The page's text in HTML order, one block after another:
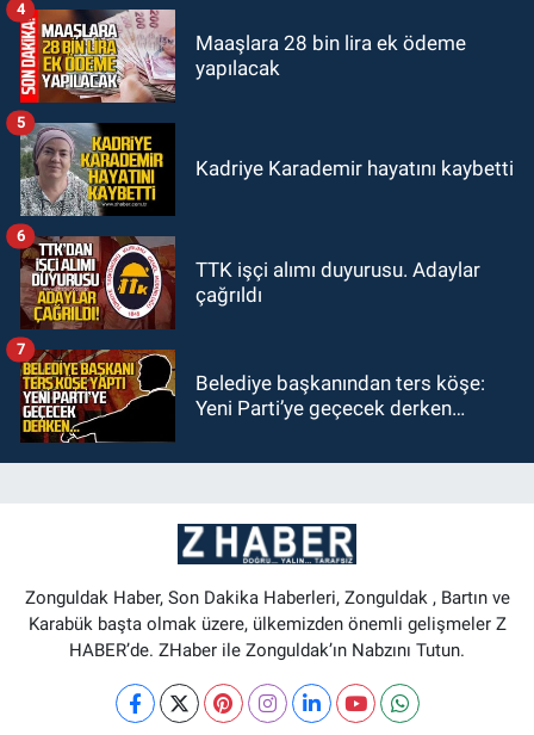
Maaşlara 28 bin lira ek ödeme
yapılacak
4
Kadriye Karademir hayatını kaybetti
5
TTK işçi alımı duyurusu. Adaylar
çağrıldı
6
Belediye başkanından ters köşe:
Yeni Parti’ye geçecek derken…
7
Zonguldak Haber, Son Dakika Haberleri, Zonguldak , Bartın ve
Karabük başta olmak üzere, ülkemizden önemli gelişmeler Z
HABER’de. ZHaber ile Zonguldak’ın Nabzını Tutun.